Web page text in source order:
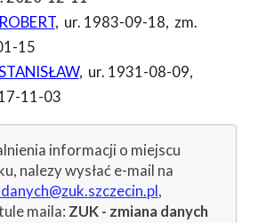
, ur. 1983-09-18, zm.
15
, ur. 1931-08-09,
11-03
informacji o miejscu
nalezy wysłać e-mail na
,
maila: ZUK - zmiana danych